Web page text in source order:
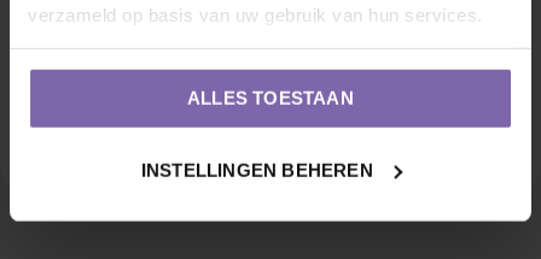
verzameld op basis van uw gebruik van hun services.
ALLES TOESTAAN
INSTELLINGEN BEHEREN
Bamboestok
€1,20
Verbindingsset voor
€4,00